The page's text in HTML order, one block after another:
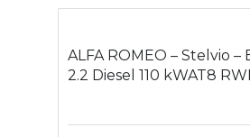
ALFA ROMEO – Stelvio –
2.2 Diesel 110 kWAT8